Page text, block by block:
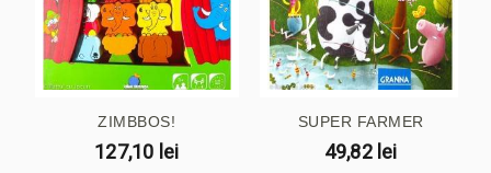
ZIMBBOS!
127,10 lei
SUPER FARMER
49,82 lei